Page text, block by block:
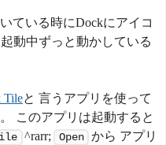
ている時にDockにアイコ
動中ずっと動かしている
Tileと 言うアプリを使って
このアプリは起動すると
^rarr; Open から アプリ